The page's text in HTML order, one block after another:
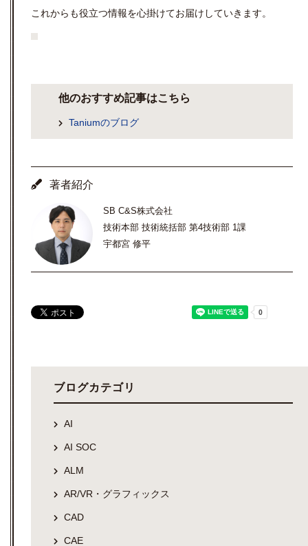
これからも役立つ情報を心掛けてお届けしていきます。
他のおすすめ記事はこちら
Taniumのブログ
著者紹介
SB C&S株式会社
技術本部 技術統括部 第4技術部 1課
宇都宮 修平
ブログカテゴリ
AI
AI SOC
ALM
AR/VR・グラフィックス
CAD
CAE